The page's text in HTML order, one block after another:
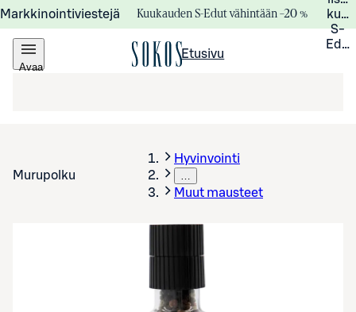
Markkinointiviestejä Kuukauden S-Edut vähintään –20 %
S-
Avaa
Etusivu
Murupolku
Hyvinvointi
…
Muut mausteet